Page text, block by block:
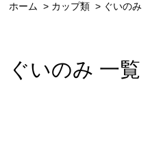
ホーム > カップ類 > ぐいのみ
ぐいのみ 一覧